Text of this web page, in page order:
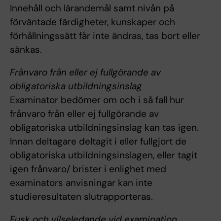
Innehåll och lärandemål samt nivån på
förväntade färdigheter, kunskaper och
förhållningssätt får inte ändras, tas bort eller
sänkas.
Frånvaro från eller ej fullgörande av
obligatoriska utbildningsinslag
Examinator bedömer om och i så fall hur
frånvaro från eller ej fullgörande av
obligatoriska utbildningsinslag kan tas igen.
Innan deltagare deltagit i eller fullgjort de
obligatoriska utbildningsinslagen, eller tagit
igen frånvaro/ brister i enlighet med
examinators anvisningar kan inte
studieresultaten slutrapporteras.